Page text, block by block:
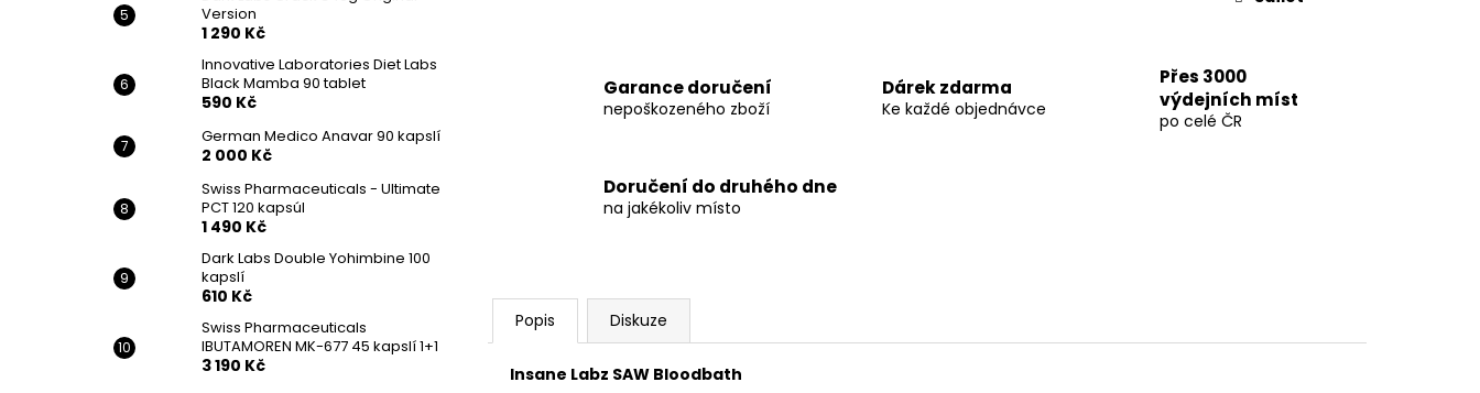
Version
1 290 Kč
Innovative Laboratories Diet Labs
Black Mamba 90 tablet
590 Kč
German Medico Anavar 90 kapslí
2 000 Kč
Swiss Pharmaceuticals - Ultimate
PCT 120 kapsúl
1 490 Kč
Dark Labs Double Yohimbine 100
kapslí
610 Kč
Swiss Pharmaceuticals
IBUTAMOREN MK-677 45 kapslí 1+1
3 190 Kč
Garance doručení
nepoškozeného zboží
Dárek zdarma
Ke každé objednávce
Přes 3000
výdejních míst
po celé ČR
Doručení do druhého dne
na jakékoliv místo
Popis Diskuze
Insane Labz SAW Bloodbath